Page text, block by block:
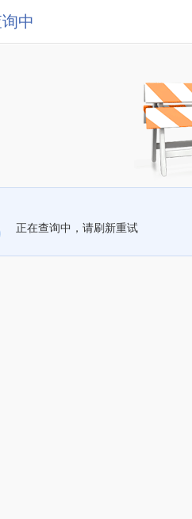
中
正在查询中，请刷新重试